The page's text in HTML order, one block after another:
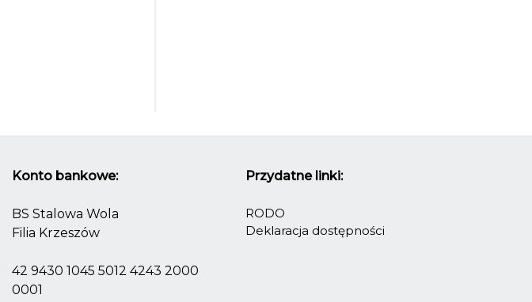
Konto bankowe:
BS Stalowa Wola
Filia Krzeszów
42 9430 1045 5012 4243 2000
0001
Przydatne linki:
RODO
Deklaracja dostępności